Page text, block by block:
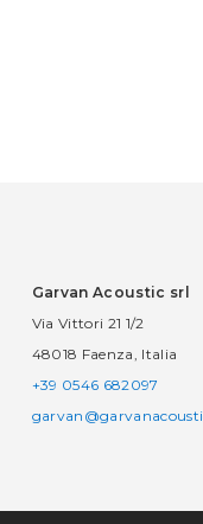
Garvan Acoustic srl
Via Vittori 21 1/2
48018 Faenza, Italia
+39 0546 682097